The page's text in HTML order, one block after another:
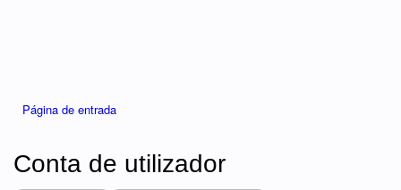
Página de entrada
Conta de utilizador